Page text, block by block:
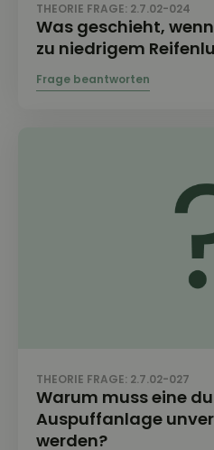
THEORIE FRAGE: 2.7.02-024
Was geschieht,
zu niedrigem
THEORIE FRAGE: 2.7.02-027
Warum muss eine
Auspuffanlage
werden?